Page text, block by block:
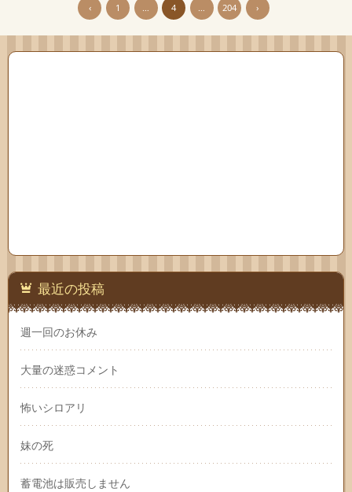
‹ 1 4 204 ›
最近の投稿
週一回のお休み
大量の迷惑コメント
怖いシロアリ
妹の死
蓄電池は販売しません